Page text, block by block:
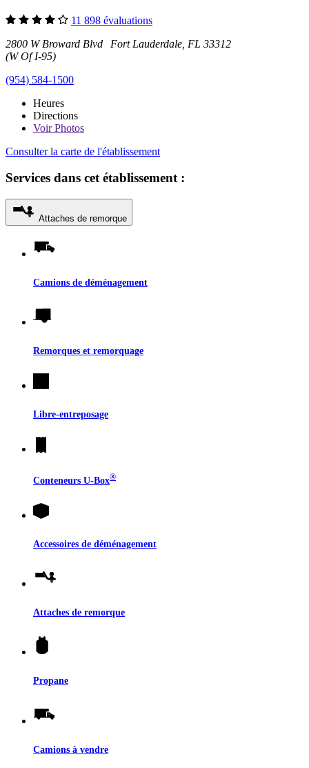
11 898 évaluations
2800 W Broward Blvd Fort Lauderdale, FL 33312
(W Of I-95)
(954) 584-1500
Heures
Directions
VoirPhotos
Consulter la carte de l'établissement
Services dans cet établissement :
Attaches de remorque
Camions de déménagement
Remorques et remorquage
Libre-entreposage
Conteneurs U-Box®
Accessoires de déménagement
Attaches de remorque
Propane
Camions à vendre